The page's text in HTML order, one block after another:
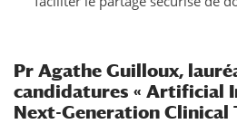
Pr Agathe Guilloux,
candidatures « Artificial
Next-Generation Clinical